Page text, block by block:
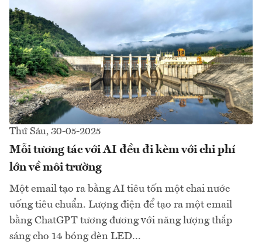
Thứ Sáu, 30-05-2025
Mỗi tương tác với AI đều đi kèm với chi phí
lớn về môi trường
Một email tạo ra bằng AI tiêu tốn một chai nước
uống tiêu chuẩn. Lượng điện để tạo ra một email
bằng ChatGPT tương đương với năng lượng thắp
sáng cho 14 bóng đèn LED...